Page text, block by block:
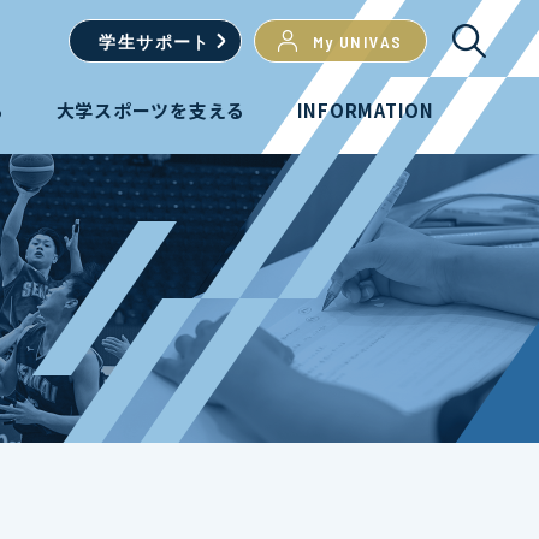
学生サポート My UNIVAS
大学スポーツを支える INFORMATION